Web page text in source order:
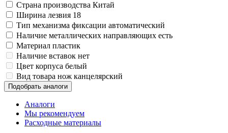
Страна производства Китай
Ширина лезвия 18
Тип механизма фиксации автоматический
Наличие металлических направляющих есть
Материал пластик
Наличие вставок нет
Цвет корпуса белый
Вид товара нож канцелярский
Подобрать аналоги
Аналоги
Мы рекомендуем
Расходные материалы